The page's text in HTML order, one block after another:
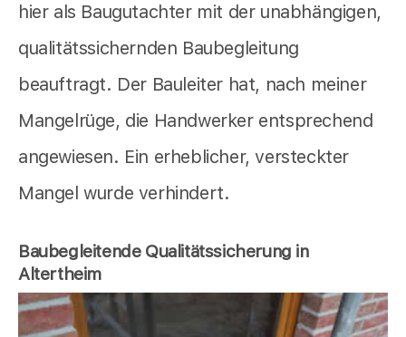
hier als Baugutachter mit der unabhängigen,
qualitätssichernden Baubegleitung
beauftragt. Der Bauleiter hat, nach meiner
Mangelrüge, die Handwerker entsprechend
angewiesen. Ein erheblicher, versteckter
Mangel wurde verhindert.
Baubegleitende Qualitätssicherung in
Altertheim